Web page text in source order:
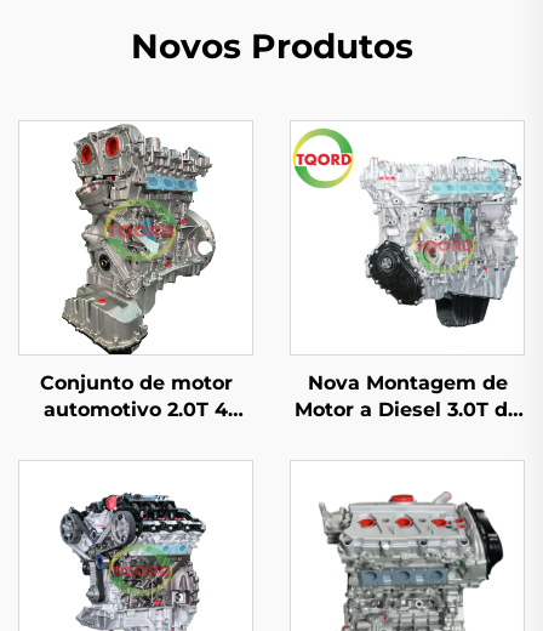
Novos Produtos
Conjunto de motor
automotivo 2.0T 4
qualidade,
recondicionado em
fábrica para Mercedes-
Benz C200 C300 E300
Nova Montagem de
Motor a Diesel 3.0T de
Range Rover
Discovery 4 (L319)
Range Rover IV (L405)
Produto Automotivo
PT306